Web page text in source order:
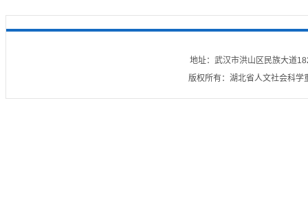
地址：武汉市洪山区民族大道
版权所有：湖北省人文社会科学